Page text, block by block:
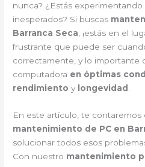
nunca? ¿Estás
inesperados? Si buscas
Barranca Seca, ¡estás en el
frustrante que puede ser
correctamente, y lo importante
computadora en óptimas
rendimiento y longevidad .
En este artículo, te
mantenimiento de PC en
solucionar todos esos
Con nuestro mantenimiento